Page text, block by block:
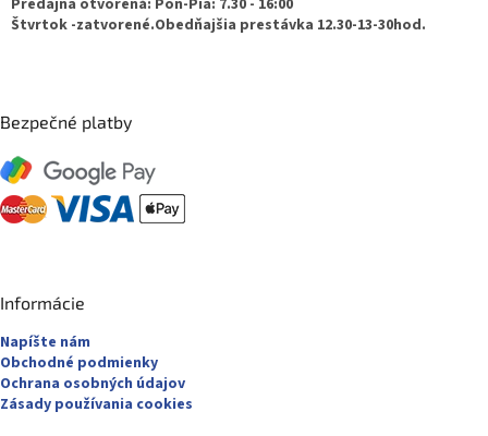
Predajna otvorená: Pon-Pia: 7.30 - 16:00
Štvrtok -zatvorené.Obedňajšia prestávka 12.30-13-30hod.
Bezpečné platby
Informácie
Napíšte nám
Obchodné podmienky
Ochrana osobných údajov
Zásady používania cookies